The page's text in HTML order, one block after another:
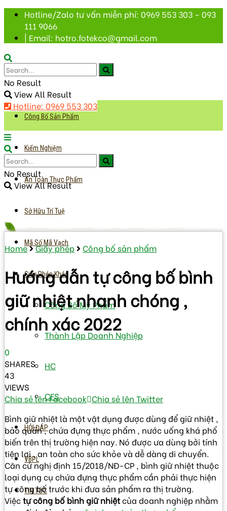
Hotline/Zalo tư vấn miễn phí: 0969 553 303 – 093
111 9066
| Email: hotro.fotekco@gmail.com
No Result
View All Result
Hotline: 0969 553 303
Công Bố Sản Phẩm
Kiểm Nghiệm
An Toàn Thực Phẩm
Sở Hữu Trí Tuệ
Mã Số Mã Vạch
Giấy Phép Khác
Công Bố Mỹ Phẩm
Thành Lập Doanh Nghiệp
HC
CFS
HỎI ĐÁP
VBPL
TIN TỨC
No Result
View All Result
Home Giấy phép Công bố sản phẩm
Hướng dẫn tự công bố bình
giữ nhiệt nhanh chóng ,
chính xác 2022
0
SHARES
43
VIEWS
Chia sẻ lên Facebook Chia sẻ lên Twitter
Bình giữ nhiệt là một vật dụng được dùng để giữ nhiệt ,
bảo quản , chứa đựng thực phẩm , nước uống khá phổ
biến trên thị trường hiện nay. Nó được ưa dùng bởi tính
tiện lợi , an toàn cho sức khỏe và dễ dàng di chuyển.
Căn cứ nghị định 15/2018/NĐ-CP , bình giữ nhiệt thuộc
loại dụng cụ chứa đựng thực phẩm cần phải thực hiện
tự công bố trước khi đưa sản phẩm ra thị trường.
Việctự công bố bình giữ nhiệtcủa doanh nghiệp nhằm